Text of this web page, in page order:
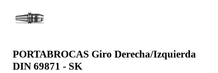
PORTABROCAS Giro Derecha/Izquierda
DIN 69871 - SK